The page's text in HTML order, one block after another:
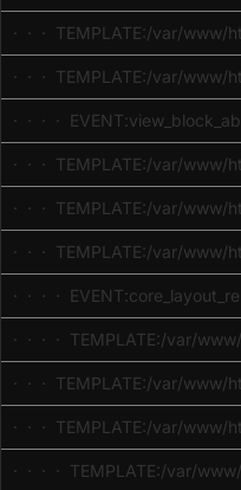
· · · TEMPLATE:/var/
· · · TEMPLATE:/var/
· · · ·
· · · TEMPLATE:/var/
· · · TEMPLATE:/var/
· · · TEMPLATE:/var/
· · · ·
· · · · TEMPLATE:/var/
· · · TEMPLATE:/var/
· · · TEMPLATE:/var/
· · · · TEMPLATE:/var/